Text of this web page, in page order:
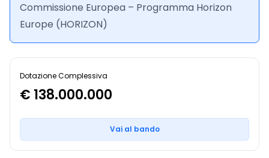
Commissione Europea – Programma Horizon
Europe (HORIZON)
Dotazione Complessiva
€ 138.000.000
Vai al bando